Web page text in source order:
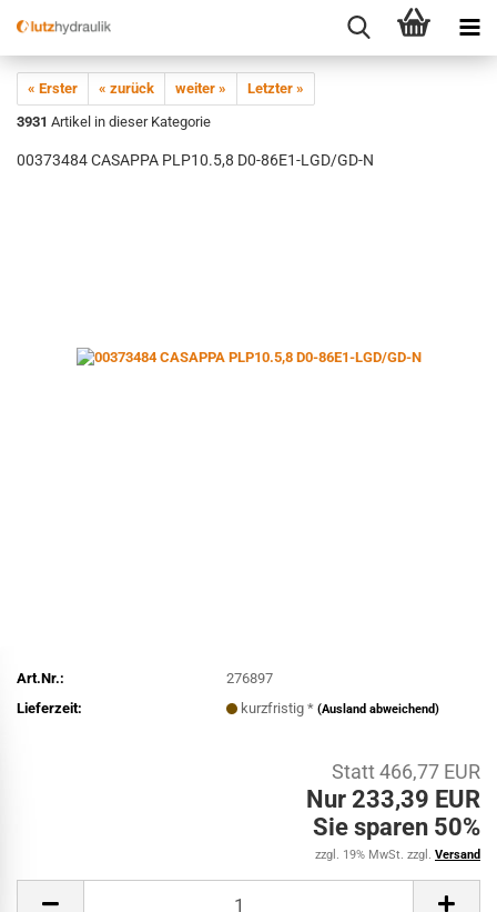
« Erster « zurück weiter »
Letzter »
3931 Artikel in dieser Kategorie
00373484 CASAPPA PLP10.5,8 D0-86E1-LGD/GD-N
Art.Nr.:
276897
Lieferzeit:
kurzfristig *(Ausland abweichend)
Statt 466,77 EUR
Nur 233,39 EUR
Sie sparen 50%
zzgl. 19% MwSt. zzgl. Versand